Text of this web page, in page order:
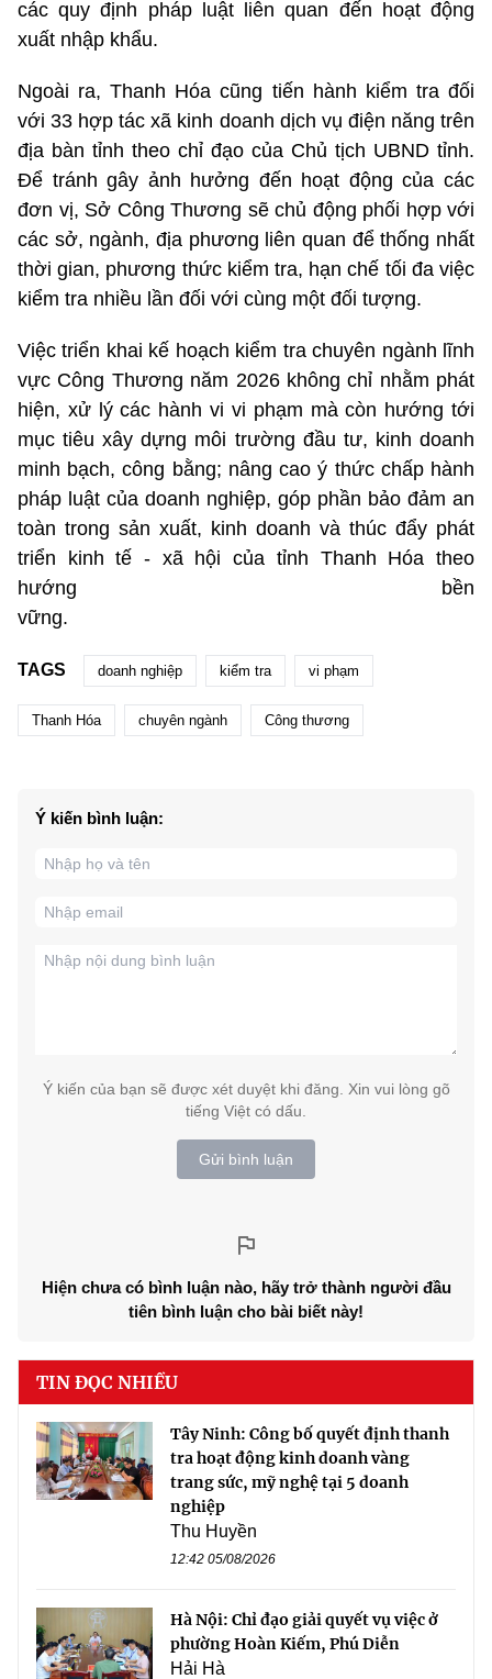
các quy định pháp luật liên quan đến hoạt động
xuất nhập khẩu.
Ngoài ra, Thanh Hóa cũng tiến hành kiểm tra đối
với 33 hợp tác xã kinh doanh dịch vụ điện năng trên
địa bàn tỉnh theo chỉ đạo của Chủ tịch UBND tỉnh.
Để tránh gây ảnh hưởng đến hoạt động của các
đơn vị, Sở Công Thương sẽ chủ động phối hợp với
các sở, ngành, địa phương liên quan để thống nhất
thời gian, phương thức kiểm tra, hạn chế tối đa việc
kiểm tra nhiều lần đối với cùng một đối tượng.
Việc triển khai kế hoạch kiểm tra chuyên ngành lĩnh
vực Công Thương năm 2026 không chỉ nhằm phát
hiện, xử lý các hành vi vi phạm mà còn hướng tới
mục tiêu xây dựng môi trường đầu tư, kinh doanh
minh bạch, công bằng; nâng cao ý thức chấp hành
pháp luật của doanh nghiệp, góp phần bảo đảm an
toàn trong sản xuất, kinh doanh và thúc đẩy phát
triển kinh tế - xã hội của tỉnh Thanh Hóa theo
hướng bền
TAGS doanh nghiệp kiểm tra vi phạm
Thanh Hóa chuyên ngành Công thương
Ý kiến bình luận:
Ý kiến của bạn sẽ được xét duyệt khi đăng. Xin vui lòng gõ
tiếng Việt có dấu.
Gửi bình luận
Hiện chưa có bình luận nào, hãy trở thành người đầu
tiên bình luận cho bài biết này!
TIN ĐỌC NHIỀU
Tây Ninh: Công bố quyết định thanh
tra hoạt động kinh doanh vàng
trang sức, mỹ nghệ tại 5 doanh
nghiệp
Thu Huyền
12:42 05/08/2026
Hà Nội: Chỉ đạo giải quyết vụ việc ở
phường Hoàn Kiếm, Phú Diễn
Hải Hà